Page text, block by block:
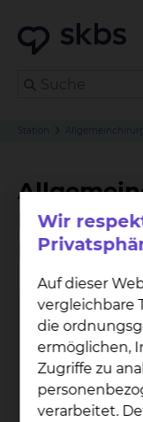
Station
Wir
Auf dieser
vergleichbare
die
ermöglichen,
Zugriffe zu
verarbeitet.